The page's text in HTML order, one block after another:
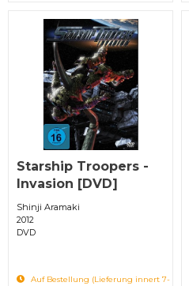
Starship Troopers -
Invasion [DVD]
Shinji Aramaki
2012
DVD
Auf Bestellung (Lieferung innert 7-